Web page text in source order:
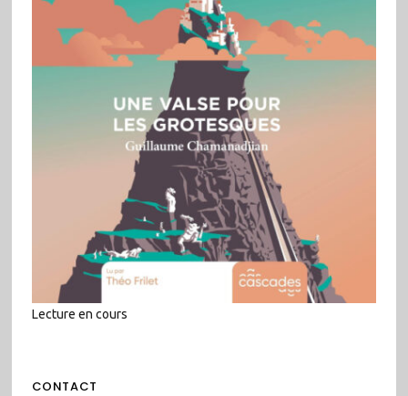
Lecture en cours
CONTACT